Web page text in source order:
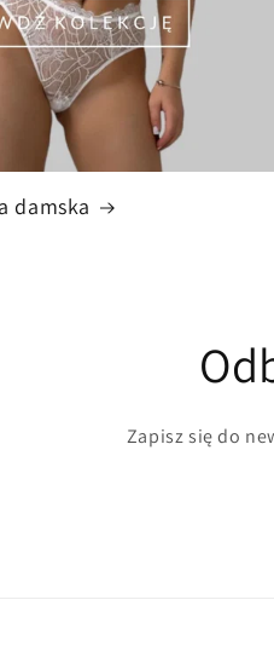
damska
Zapisz się do